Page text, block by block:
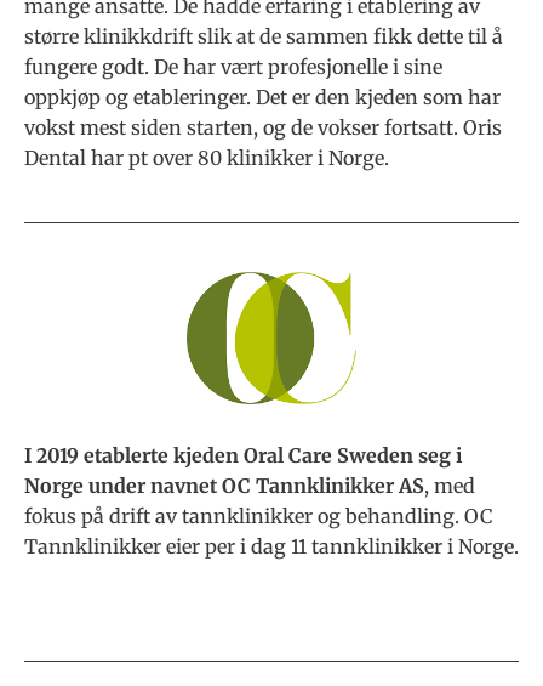
mange ansatte. De hadde erfaring i etablering av
større klinikkdrift slik at de sammen fikk dette til å
fungere godt. De har vært profesjonelle i sine
oppkjøp og etableringer. Det er den kjeden som har
vokst mest siden starten, og de vokser fortsatt. Oris
Dental har pt over 80 klinikker i Norge.
I 2019 etablerte kjeden Oral Care Sweden seg i
Norge under navnet OC Tannklinikker AS, med
fokus på drift av tannklinikker og behandling. OC
Tannklinikker eier per i dag 11 tannklinikker i Norge.